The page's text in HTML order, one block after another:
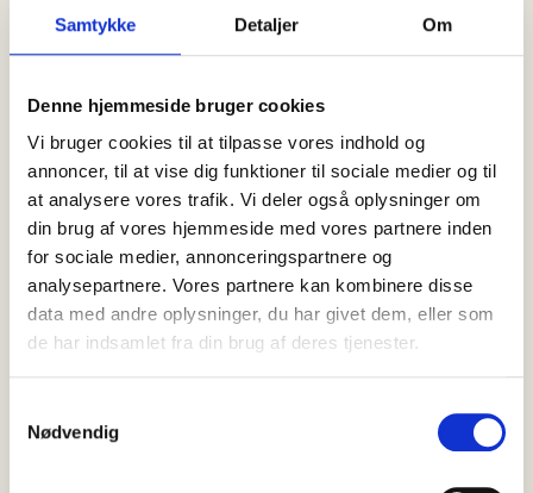
Samtykke Detaljer Om
Denne hjemmeside bruger cookies
Vi bruger cookies til at tilpasse vores indhold og
annoncer, til at vise dig funktioner til sociale medier og til
at analysere vores trafik. Vi deler også oplysninger om
din brug af vores hjemmeside med vores partnere inden
for sociale medier, annonceringspartnere og
analysepartnere. Vores partnere kan kombinere disse
data med andre oplysninger, du har givet dem, eller som
de har indsamlet fra din brug af deres tjenester.
Nødvendig
samlede ind: 11.000 kr. til Jonnas
unge